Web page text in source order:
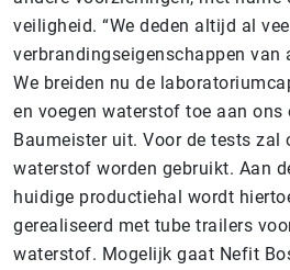
veiligheid. “We deden altijd al
verbrandingseigenschappen van
We breiden nu de
en voegen waterstof toe aan ons
Baumeister uit. Voor de tests zal
waterstof worden gebruikt. Aan
huidige productiehal wordt
gerealiseerd met tube trailers
waterstof. Mogelijk gaat Nefit